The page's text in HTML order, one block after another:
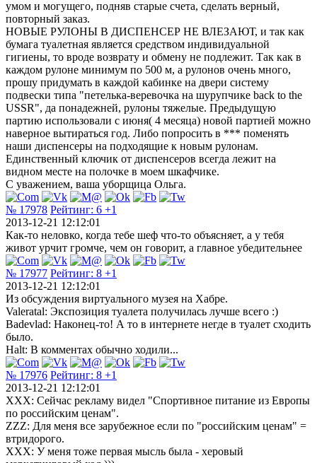
умом и могущего, подняв старые счета, сделать верный,
повторный заказ.
НОВЫЕ РУЛОНЫ В ДИСПЕНСЕР НЕ ВЛЕЗАЮТ, и так как
бумага туалетная является средством индивидуальной
гигиены, то вроде возврату и обмену не подлежит. Так как в
каждом рулоне минимум по 500 м, а рулонов очень много,
прошу придумать в каждой кабинке на двери систему
подвески типа "петелька-веревочка на шурупчике back to the
USSR", да понадежней, рулоны тяжелые. Предыдущую
партию использовали с июня( 4 месяца) новой партией можно
наверное вытираться год. Либо попросить в *** поменять
наши диспенсеры на подходящие к новым рулонам.
Единственный ключик от диспенсеров всегда лежит на
видном месте на полочке в моем шкафчике.
С уважением, ваша уборщица Ольга.
№ 17978 Рейтинг: 6 +1
2013-12-21 12:12:01
Как-то неловко, когда тебе шеф что-то объясняет, а у тебя
живот урчит громче, чем он говорит, а главное убедительнее
№ 17977 Рейтинг: 8 +1
2013-12-21 12:12:01
Из обсуждения виртуального музея на Хабре.
Valeratal: Экспозиция туалета получилась лучше всего :)
Badevlad: Наконец-то! А то в интернете негде в туалет сходить
было.
Halt: В комментах обычно ходили...
№ 17976 Рейтинг: 8 +1
2013-12-21 12:12:01
XXX: Сейчас рекламу видел "Спортивное питание из Европы
по российским ценам".
ZZZ: Для меня все зарубежное если по "российским ценам" =
втридорого.
XXX: У меня тоже первая мысль была - херовый